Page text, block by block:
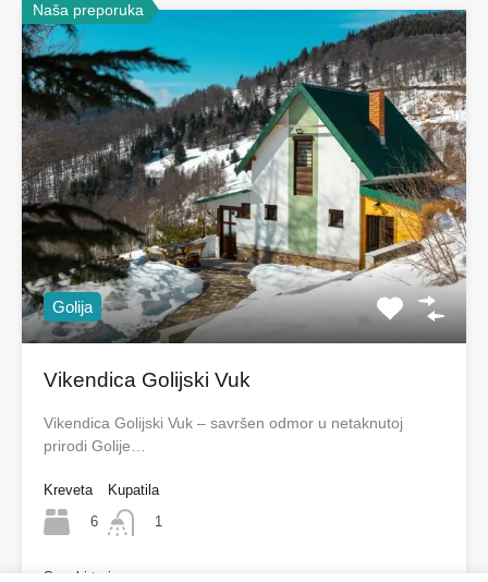
Naša preporuka
Golija
Vikendica Golijski Vuk
Vikendica Golijski Vuk – savršen odmor u netaknutoj
prirodi Golije…
Kreveta
6
Kupatila
1
Seoski turizam